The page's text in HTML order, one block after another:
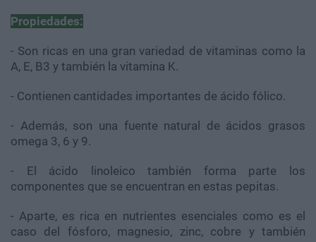
Propiedades:
- Son ricas en una gran variedad de vitaminas como la
A, E, B3 y también la vitamina K.
- Contienen cantidades importantes de ácido fólico.
- Además, son una fuente natural de ácidos grasos
omega 3, 6 y 9.
- El ácido linoleico también forma parte los
componentes que se encuentran en estas pepitas.
- Aparte, es rica en nutrientes esenciales como es el
caso del fósforo, magnesio, zinc, cobre y también